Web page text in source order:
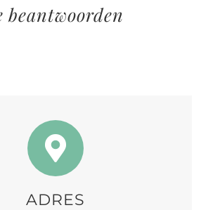
beantwoorden
ADRES